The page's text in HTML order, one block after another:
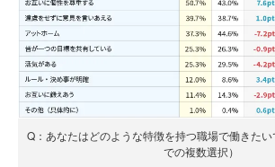
Q：あなたはどのような特徴を持つ職場で働きた
での複数選択）